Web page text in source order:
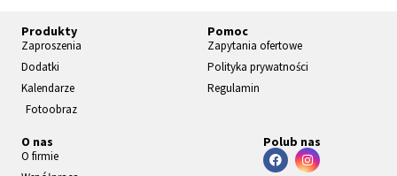
Produkty
Zaproszenia
Dodatki
Kalendarze
Fotoobraz
Pomoc
Zapytania ofertowe
Polityka prywatności
Regulamin
O nas
O firmie
Polub nas